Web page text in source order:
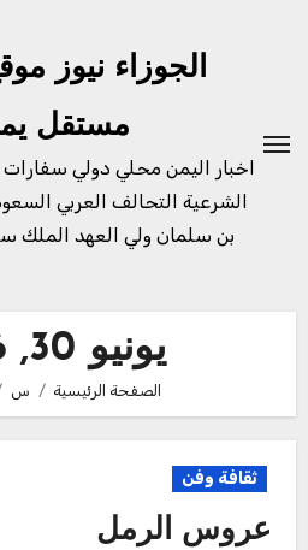
الجوزاء نيوز
مستقل
اخبار اليمن محلي دولي
الشرعية التحالف العربي
بن سلمان ولي العهد الملك
يونيو 30, 2026
الصفحة الرئيسية س
ثقافة وفن
عروس الرمل